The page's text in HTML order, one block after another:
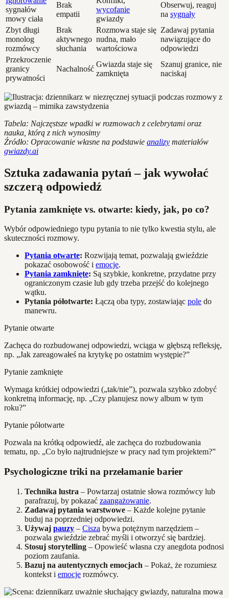
sygnałów
mowy ciała
Brak
empatii
wycofanie
gwiazdy
Obserwuj, reaguj
na sygnały
Zbyt długi
monolog
rozmówcy
Brak
aktywnego
słuchania
Rozmowa staje się
nudna, mało
wartościowa
Zadawaj pytania
nawiązujące do
odpowiedzi
Przekroczenie
granicy
prywatności
Nachalność
Gwiazda staje się
zamknięta
Szanuj granice, nie
naciskaj
Tabela: Najczęstsze wpadki w rozmowach z celebrytami oraz
nauka, którą z nich wynosimy
Źródło: Opracowanie własne na podstawie analizy materiałów
gwiazdy.ai
Sztuka zadawania pytań – jak wywołać
szczerą odpowiedź
Pytania zamknięte vs. otwarte: kiedy, jak, po co?
Wybór odpowiedniego typu pytania to nie tylko kwestia stylu, ale
skuteczności rozmowy.
Pytania otwarte: Rozwijają temat, pozwalają gwieździe
pokazać osobowość i emocje.
Pytania zamknięte: Są szybkie, konkretne, przydatne przy
ograniczonym czasie lub gdy trzeba przejść do kolejnego
wątku.
Pytania półotwarte: Łączą oba typy, zostawiając pole do
manewru.
Pytanie otwarte
Zachęca do rozbudowanej odpowiedzi, wciąga w głębszą refleksję,
np. „Jak zareagowałeś na krytykę po ostatnim występie?”
Pytanie zamknięte
Wymaga krótkiej odpowiedzi („tak/nie”), pozwala szybko zdobyć
konkretną informację, np. „Czy planujesz nowy album w tym
roku?”
Pytanie półotwarte
Pozwala na krótką odpowiedź, ale zachęca do rozbudowania
tematu, np. „Co było najtrudniejsze w pracy nad tym projektem?”
Psychologiczne triki na przełamanie barier
Technika lustra – Powtarzaj ostatnie słowa rozmówcy lub
parafrazuj, by pokazać zaangażowanie.
Zadawaj pytania warstwowe – Każde kolejne pytanie
buduj na poprzedniej odpowiedzi.
Używaj pauzy – Cisza bywa potężnym narzędziem –
pozwala gwieździe zebrać myśli i otworzyć się bardziej.
Stosuj storytelling – Opowieść własna czy anegdota podnosi
poziom zaufania.
Bazuj na autentycznych emocjach – Pokaż, że rozumiesz
kontekst i emocje rozmówcy.